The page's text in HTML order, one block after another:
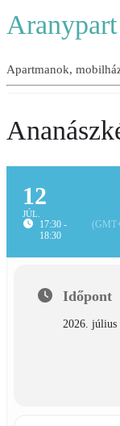
Apartmanok,
12
JÚL.
17:30 -
18:30
Időpont
2026. július